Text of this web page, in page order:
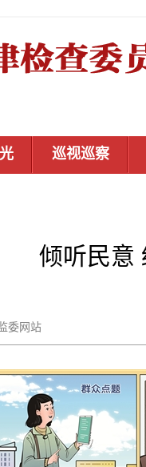
巡视巡察
倾听民意
委网站